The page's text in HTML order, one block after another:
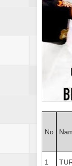
No
1